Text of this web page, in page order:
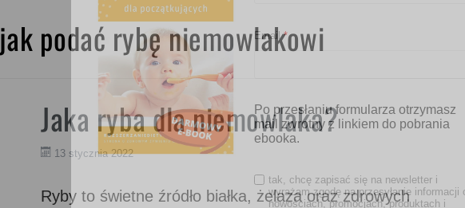
jak podać rybę niemowlakowi
Jaka ryba dla niemowlaka?
13 stycznia 2022
Ryby to świetne źródło białka, żelaza oraz zdrowych
Email*
Po przesłaniu formularza otrzymasz
mail zwrotny z linkiem do pobrania
ebooka.
tak, chcę zapisać się na newsletter i
wyrażam zgodę na przesyłanie informacji
nowościach, promocjach, produktach i